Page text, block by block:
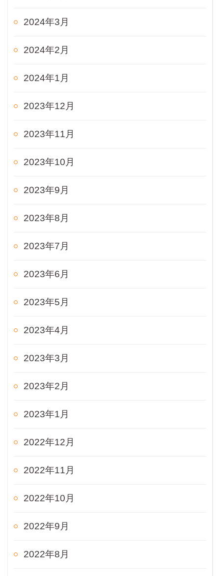
2024年3月
2024年2月
2024年1月
2023年12月
2023年11月
2023年10月
2023年9月
2023年8月
2023年7月
2023年6月
2023年5月
2023年4月
2023年3月
2023年2月
2023年1月
2022年12月
2022年11月
2022年10月
2022年9月
2022年8月